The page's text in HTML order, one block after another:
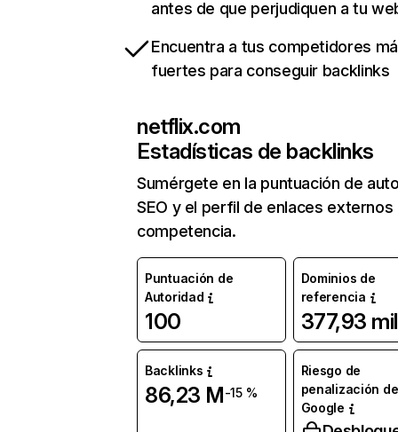
antes de que perjudiquen a tu
Encuentra a tus competidores
fuertes para conseguir backlinks
netflix.com
Estadísticas de backlinks
Sumérgete en la puntuación de
SEO y el perfil de enlaces externos
competencia.
Puntuación de
Autoridad
100
Dominios de
referencia
377,93 mil
Backlinks
86,23 M-15 %
Riesgo de
penalización de
Google